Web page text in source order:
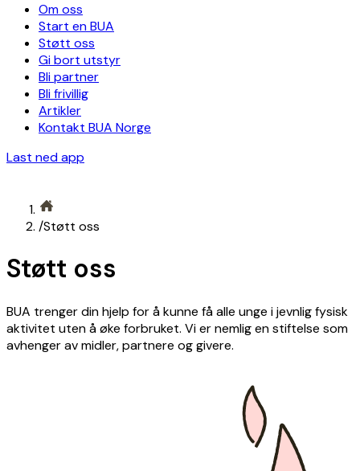
Om oss
Start en BUA
Støtt oss
Gi bort utstyr
Bli partner
Bli frivillig
Artikler
Kontakt BUA Norge
Last ned app
/Støtt oss
Støtt oss
BUA trenger din hjelp for å kunne få alle unge i jevnlig fysisk
aktivitet uten å øke forbruket. Vi er nemlig en stiftelse som
avhenger av midler, partnere og givere.